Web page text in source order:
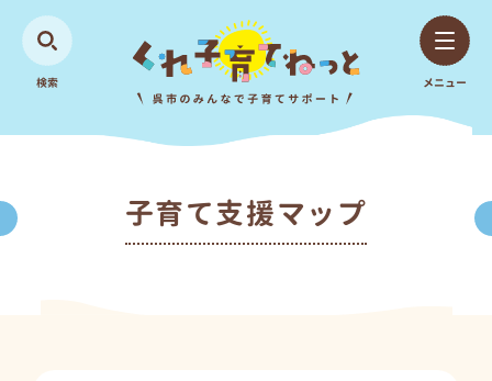
検索 メニュー
子育て支援マップ